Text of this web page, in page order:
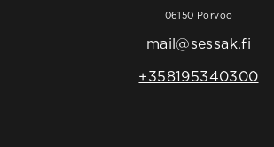
06150 Porvoo
mail@sessak.fi
+358195340300